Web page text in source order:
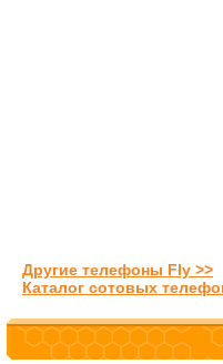
Другие телефоны Fly >>
Каталог сотовых